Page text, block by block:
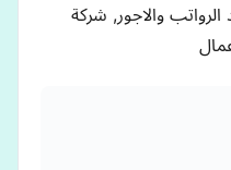
الرواتب والاجور, شركة